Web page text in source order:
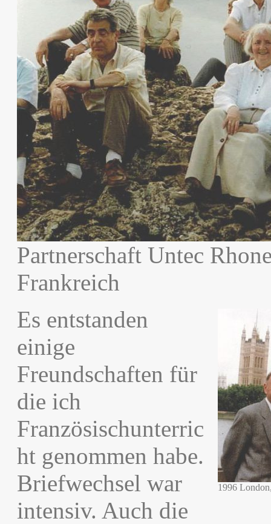
Partnerschaft Untec
Frankreich
1996
Es entstanden
einige
Freundschaften für
die ich
Französischunterric
ht genommen habe.
Briefwechsel war
intensiv. Auch die